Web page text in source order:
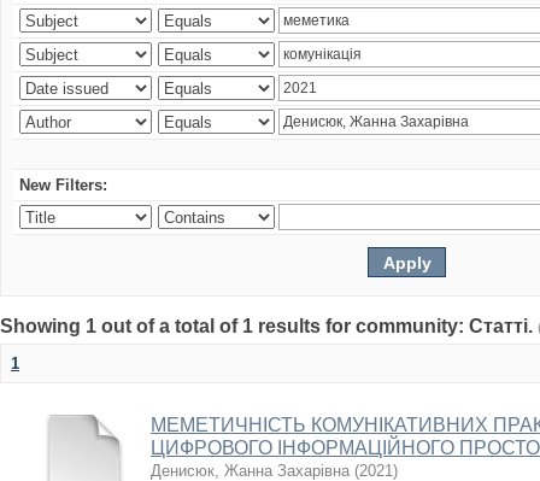
New Filters:
Showing 1 out of a total of 1 results for community: Статті.
1
МЕМЕТИЧНІСТЬ КОМУНІКАТИВНИХ
ЦИФРОВОГО ІНФОРМАЦІЙНОГО
Денисюк, Жанна Захарівна (2021)